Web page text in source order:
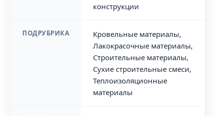
конструкции
ПОДРУБРИКА
Кровельные материалы,
Лакокрасочные материалы,
Строительные материалы,
Сухие строительные смеси,
Теплоизоляционные
материалы